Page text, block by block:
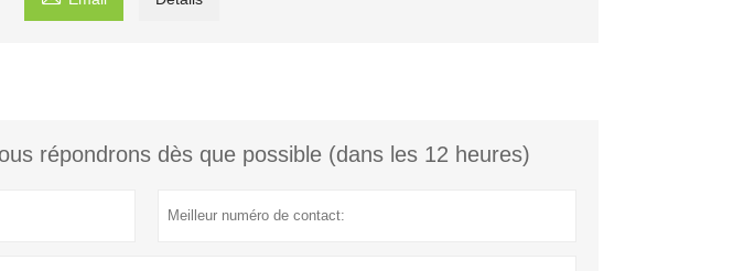
répondrons dès que possible (dans les 12 heures)